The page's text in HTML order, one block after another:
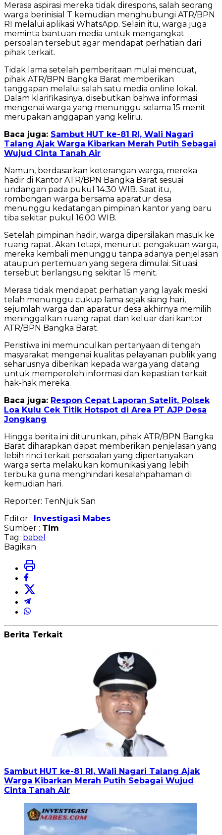
Merasa aspirasi mereka tidak direspons, salah seorang
warga berinisial T kemudian menghubungi ATR/BPN
RI melalui aplikasi WhatsApp. Selain itu, warga juga
meminta bantuan media untuk mengangkat
persoalan tersebut agar mendapat perhatian dari
pihak terkait.
Tidak lama setelah pemberitaan mulai mencuat,
pihak ATR/BPN Bangka Barat memberikan
tanggapan melalui salah satu media online lokal.
Dalam klarifikasinya, disebutkan bahwa informasi
mengenai warga yang menunggu selama 15 menit
merupakan anggapan yang keliru.
Baca juga: Sambut HUT ke-81 RI, Wali Nagari
Talang Ajak Warga Kibarkan Merah Putih Sebagai
Wujud Cinta Tanah Air
Namun, berdasarkan keterangan warga, mereka
hadir di Kantor ATR/BPN Bangka Barat sesuai
undangan pada pukul 14.30 WIB. Saat itu,
rombongan warga bersama aparatur desa
menunggu kedatangan pimpinan kantor yang baru
tiba sekitar pukul 16.00 WIB.
Setelah pimpinan hadir, warga dipersilakan masuk ke
ruang rapat. Akan tetapi, menurut pengakuan warga,
mereka kembali menunggu tanpa adanya penjelasan
ataupun pertemuan yang segera dimulai. Situasi
tersebut berlangsung sekitar 15 menit.
Merasa tidak mendapat perhatian yang layak meski
telah menunggu cukup lama sejak siang hari,
sejumlah warga dan aparatur desa akhirnya memilih
meninggalkan ruang rapat dan keluar dari kantor
ATR/BPN Bangka Barat.
Peristiwa ini memunculkan pertanyaan di tengah
masyarakat mengenai kualitas pelayanan publik yang
seharusnya diberikan kepada warga yang datang
untuk memperoleh informasi dan kepastian terkait
hak-hak mereka.
Baca juga: Respon Cepat Laporan Satelit, Polsek
Loa Kulu Cek Titik Hotspot di Area PT AJP Desa
Jongkang
Hingga berita ini diturunkan, pihak ATR/BPN Bangka
Barat diharapkan dapat memberikan penjelasan yang
lebih rinci terkait persoalan yang dipertanyakan
warga serta melakukan komunikasi yang lebih
terbuka guna menghindari kesalahpahaman di
kemudian hari.
Reporter: TenNjuk San
Editor : Investigasi Mabes
Sumber : Tim
Tag: babel
Bagikan
Berita Terkait
Sambut HUT ke-81 RI, Wali Nagari Talang Ajak
Warga Kibarkan Merah Putih Sebagai Wujud
Cinta Tanah Air